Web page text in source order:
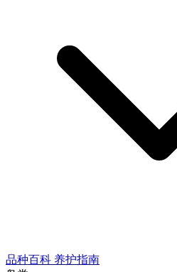
品种百科 养护指南